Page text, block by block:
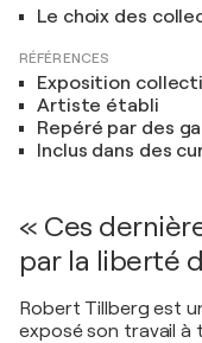
Le choix des
RÉFÉRENCES
Exposition
Artiste établi
Repéré par des
Inclus dans des
« Ces
par la liberté
Robert Tillberg est
exposé son travail à